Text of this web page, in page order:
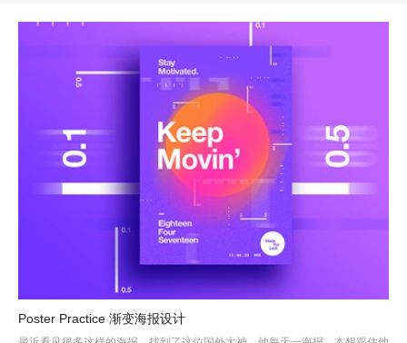
Poster Practice 渐变海报设计